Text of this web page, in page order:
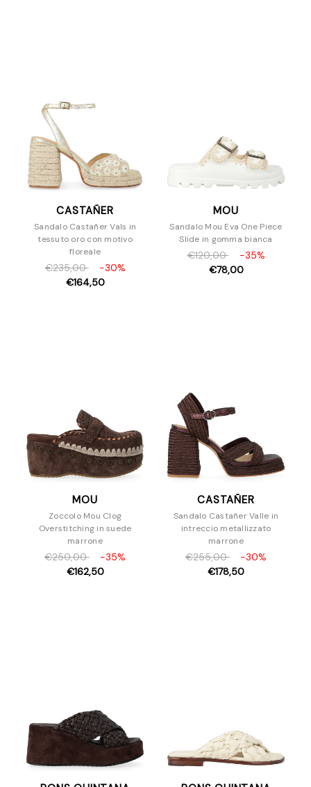
CASTAÑER
Sandalo Castañer Vals in
tessuto oro con motivo
floreale
€235,00
-30%
€164,50
MOU
Sandalo Mou Eva One Piece
Slide in gomma bianca
€120,00
-35%
€78,00
MOU
Zoccolo Mou Clog
Overstitching in suede
marrone
€250,00
-35%
€162,50
CASTAÑER
Sandalo Castañer Valle in
intreccio metallizzato
marrone
€255,00
-30%
€178,50